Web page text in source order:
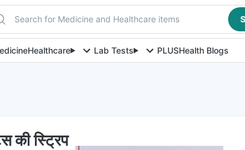
Search for Medicine and Healthcare items
Healthcare Lab Tests PLUSHealth Blogs
की स्ट्रिप